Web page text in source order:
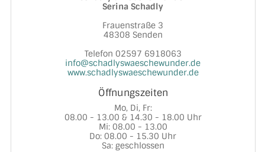
Serina Schadly
Frauenstraße 3
48308 Senden
Telefon 02597 6918063
info@schadlyswaeschewunder.de
www.schadlyswaeschewunder.de
Öffnungszeiten
Mo, Di, Fr:
08.00 - 13.00 & 14.30 - 18.00 Uhr
Mi: 08.00 - 13.00
Do: 08.00 - 15.30 Uhr
Sa: geschlossen